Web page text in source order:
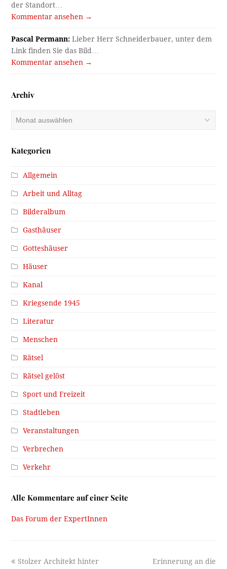
der Standort…
Kommentar ansehen →
Pascal Permann: Lieber Herr Schneiderbauer, unter dem
Link finden Sie das Bild…
Kommentar ansehen →
Archiv
Kategorien
Allgemein
Arbeit und Alltag
Bilderalbum
Gasthäuser
Gotteshäuser
Häuser
Kanal
Kriegsende 1945
Literatur
Menschen
Rätsel
Rätsel gelöst
Sport und Freizeit
Stadtleben
Veranstaltungen
Verbrechen
Verkehr
Alle Kommentare auf einer Seite
Das Forum der ExpertInnen
previous
Stolzer Architekt hinter
next
Erinnerung an die